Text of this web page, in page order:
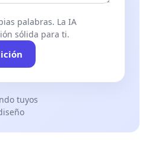
palabras. La IA
sólida para ti.
tuyos